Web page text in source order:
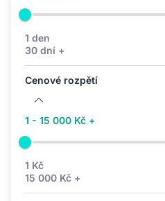
1 den
30 dní +
Cenové rozpětí
1 - 15 000 Kč +
1 Kč
15 000 Kč +